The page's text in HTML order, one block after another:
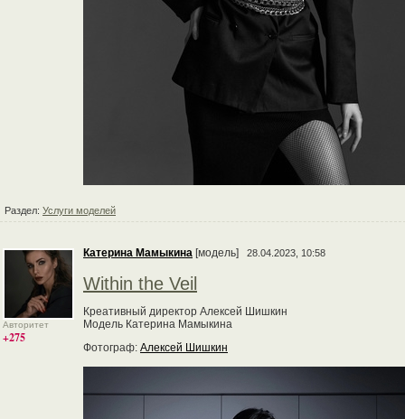
Раздел: Услуги моделей
Авторитет
+275
Катерина Мамыкина [модель] 28.04.2023, 10:58
Within the Veil
Креативный директор Алексей Шишкин
Модель Катерина Мамыкина
Фотограф: Алексей Шишкин